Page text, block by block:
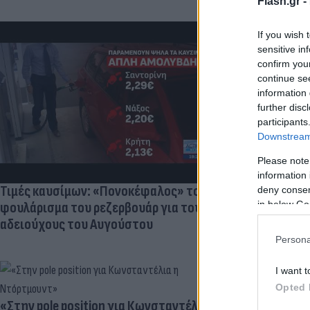
If you wish
sensitive
confirm
continue
information
further
Please
information
deny
in below
I want
Opted
Τιμές καυσίμων: «Πονοκέφαλος» το
φουλάρισμα του ρεζερβουάρ για τους
αδειούχους του Αυγούστου
Σαλάχ -
της